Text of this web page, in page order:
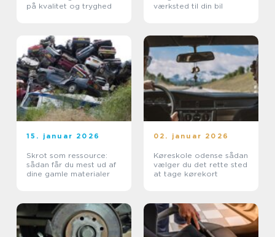
på kvalitet og tryghed
værksted til din bil
15. januar 2026
Skrot som ressource:
sådan får du mest ud af
dine gamle materialer
02. januar 2026
Køreskole odense sådan
vælger du det rette sted
at tage kørekort